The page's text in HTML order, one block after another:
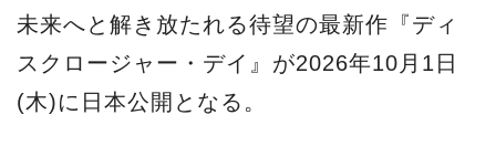
未来へと解き放たれる待望の最新作『ディ
スクロージャー・デイ』が2026年10月1日
(木)に日本公開となる。